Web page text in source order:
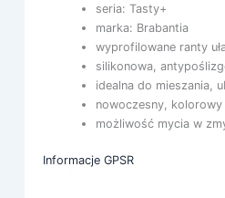
seria: Tasty+
marka: Brabantia
wyprofilowane ranty
silikonowa,
idealna do mieszania,
nowoczesny, kolorowy
możliwość mycia w
Informacje GPSR